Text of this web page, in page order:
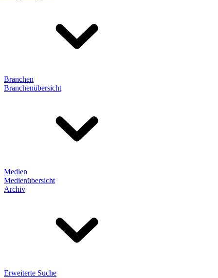
Branchen
Branchenübersicht
Medien
Medienübersicht
Archiv
Erweiterte Suche